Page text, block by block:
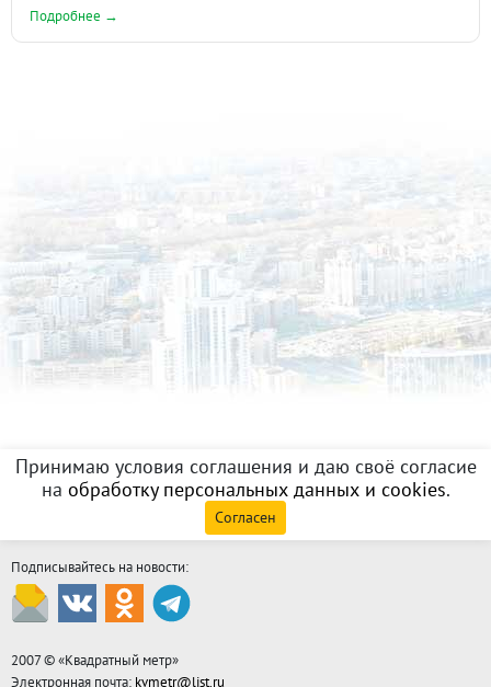
Подробнее →
Принимаю условия соглашения и даю своё согласие
на обработку персональных данных и cookies.
Согласен
Подписывайтесь на новости:
2007 © «Квадратный метр»
Электронная почта: kvmetr@list.ru